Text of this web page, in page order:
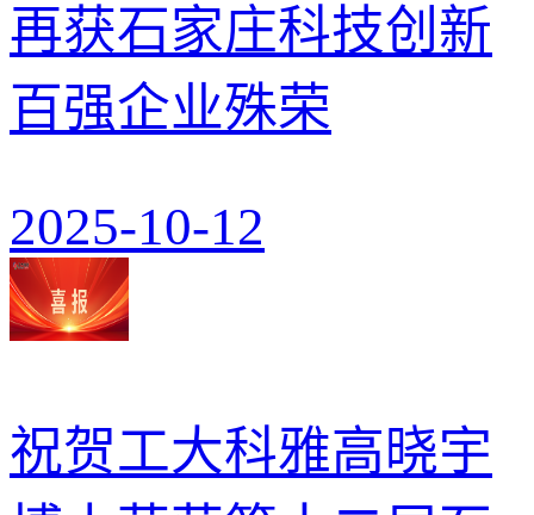
再获石家庄科技创新
百强企业殊荣
2025-10-12
祝贺工大科雅高晓宇